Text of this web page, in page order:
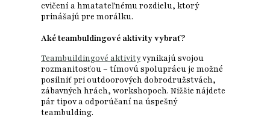
cvičení a hmatateľnému rozdielu, ktorý
prinášajú pre morálku.
Aké teambuldingové aktivity vybrať?
Teambuildingové aktivityvynikajú svojou
rozmanitosťou – tímovú spoluprácu je možné
posilniť pri outdoorových dobrodružstvách,
zábavných hrách, workshopoch. Nižšie nájdete
pár tipov a odporúčaní na úspešný
teambulding.